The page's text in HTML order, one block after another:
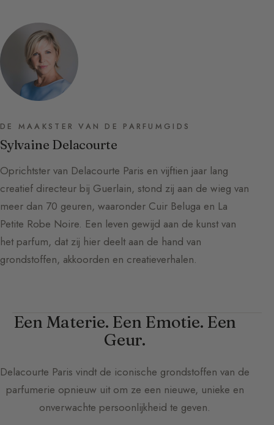
DE MAAKSTER VAN DE PARFUMGIDS
Sylvaine Delacourte
Oprichtster van Delacourte Paris en vijftien jaar lang
creatief directeur bij Guerlain, stond zij aan de wieg van
meer dan 70 geuren, waaronder Cuir Beluga en La
Petite Robe Noire. Een leven gewijd aan de kunst van
het parfum, dat zij hier deelt aan de hand van
grondstoffen, akkoorden en creatieverhalen.
Een Materie. Een Emotie. Een
Geur.
Delacourte Paris vindt de iconische grondstoffen van de
parfumerie opnieuw uit om ze een nieuwe, unieke en
onverwachte persoonlijkheid te geven.